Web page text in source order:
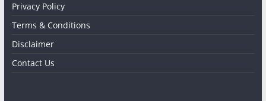
Privacy Policy
Terms & Conditions
Disclaimer
Contact Us